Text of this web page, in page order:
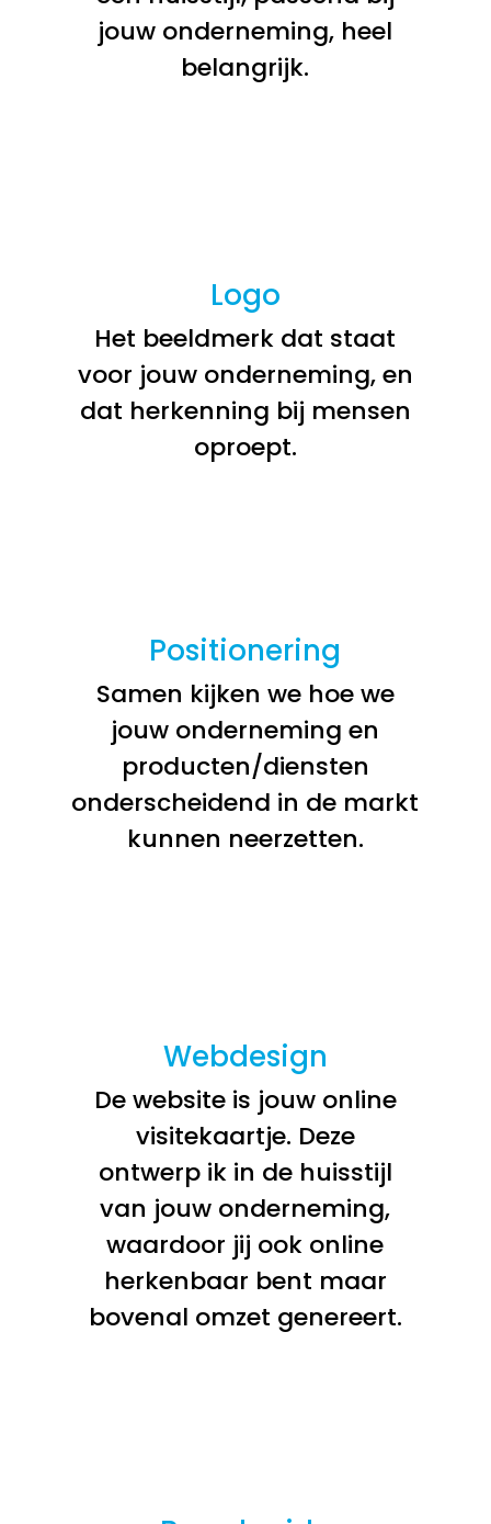
jouw onderneming, heel
belangrijk.
Logo
Het beeldmerk dat staat
voor jouw onderneming, en
dat herkenning bij mensen
oproept.
Positionering
Samen kijken we hoe we
jouw onderneming en
producten/diensten
onderscheidend in de markt
kunnen neerzetten.
Webdesign
De website is jouw online
visitekaartje. Deze
ontwerp ik in de huisstijl
van jouw onderneming,
waardoor jij ook online
herkenbaar bent maar
bovenal omzet genereert.